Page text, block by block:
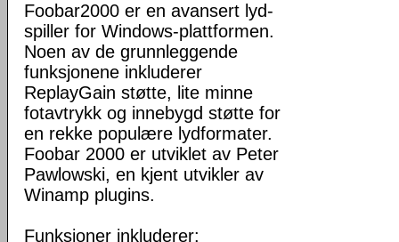
Foobar2000 er en avansert lyd-
spiller for Windows-plattformen.
Noen av de grunnleggende
funksjonene inkluderer
ReplayGain støtte, lite minne
fotavtrykk og innebygd støtte for
en rekke populære lydformater.
Foobar 2000 er utviklet av Peter
Pawlowski, en kjent utvikler av
Winamp plugins.
Funksjoner inkluderer: